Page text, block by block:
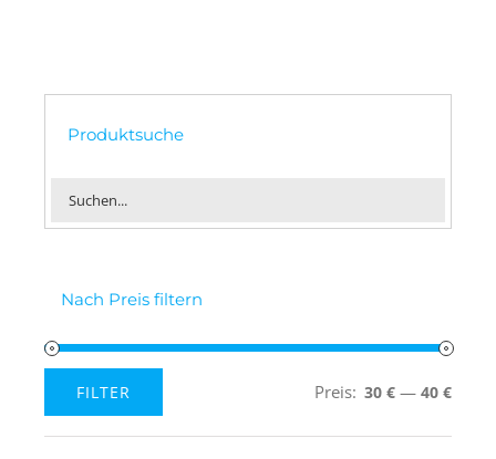
Produktsuche
Nach Preis filtern
Preis
Preis
FILTER Preis: 30 € — 40 €